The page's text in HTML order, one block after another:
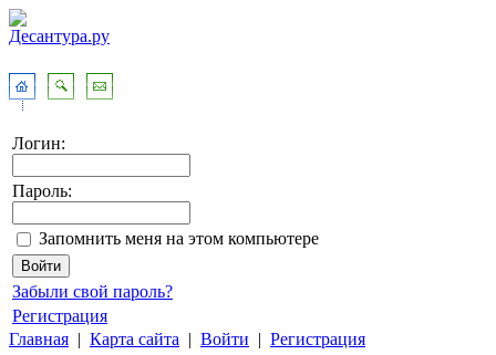
Логин:
Пароль:
Запомнить меня на этом компьютере
Забыли свой пароль?
Регистрация
Главная | Карта сайта | Войти | Регистрация